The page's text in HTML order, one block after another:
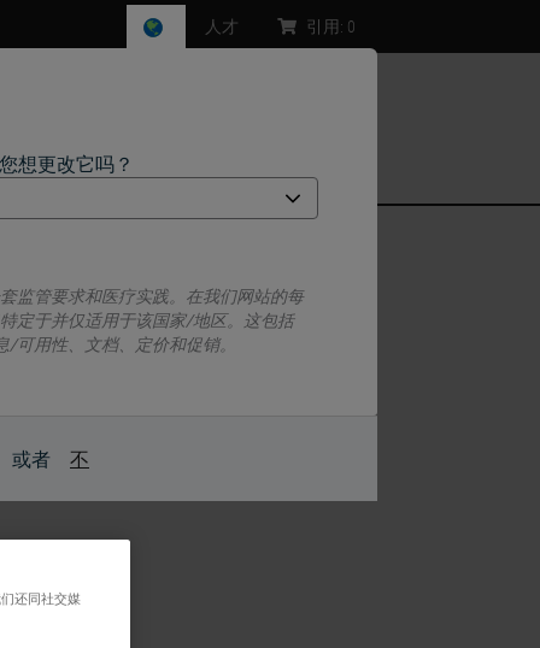
想更改它吗？
监管要求和医疗实践。在我们网站的每
定于并仅适用于该国家/地区。这包括
/可用性、文档、定价和促销。
或者 不
人才 引用: 0
面在适当的角度
胶带方能进行打印
还同社交媒